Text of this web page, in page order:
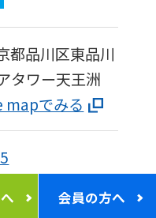
都品川区東品川
タワー天王洲
mapでみる
は毎週木曜日及
会員の方へ